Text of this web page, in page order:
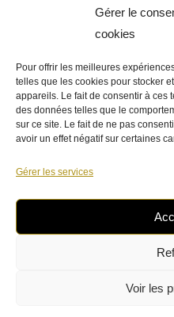
Gérer le
cookies
Pour offrir les meilleures
telles que les cookies pour stocker
appareils. Le fait de consentir à ces
des données telles que le
sur ce site. Le fait de ne pas
avoir un effet négatif sur certaines
Gérer les services
Voir les